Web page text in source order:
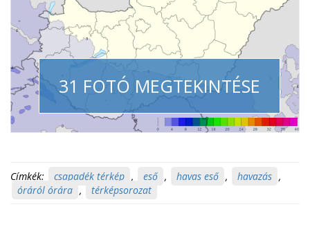
31 FOTÓ MEGTEKINTÉSE
Címkék: csapadék térkép , eső , havas eső , havazás ,
óráról órára , térképsorozat